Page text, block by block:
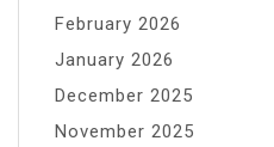
February 2026
January 2026
December 2025
November 2025